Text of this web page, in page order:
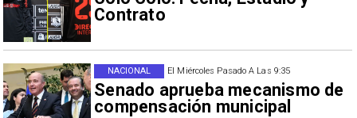
Contrato
El Miércoles Pasado A Las 9:35
Senado aprueba mecanismo de
compensación municipal
NACIONAL